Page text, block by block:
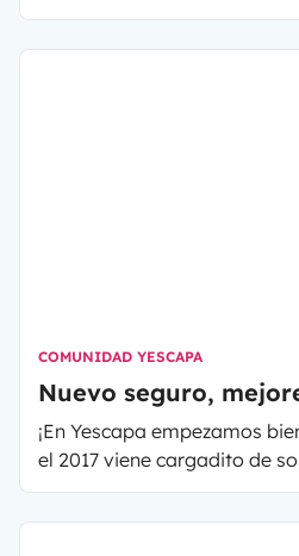
inscrita en el Registro
COMUNIDAD YESCAPA
Nuevo seguro,
¡En Yescapa empezamos
el 2017 viene cargadito de